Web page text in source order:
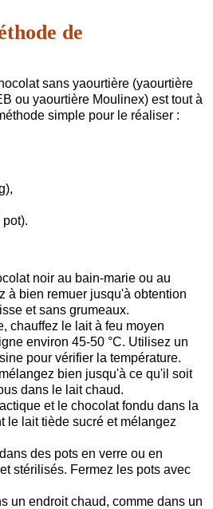
de
sans yaourtière (yaourtière
ou yaourtière Moulinex) est tout à
simple pour le réaliser :
noir au bain-marie ou au
à bien remuer jusqu'à obtention
et sans grumeaux.
chauffez le lait à feu moyen
environ 45-50 °C. Utilisez un
pour vérifier la température.
bien jusqu'à ce qu'il soit
dans le lait chaud.
et le chocolat fondu dans la
le lait tiède sucré et mélangez
des pots en verre ou en
stérilisés. Fermez les pots avec
un endroit chaud, comme dans un